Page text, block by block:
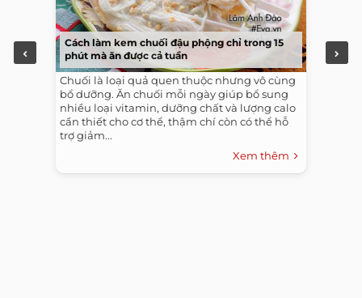
Cách làm kem chuối đậu phộng chỉ trong 15
phút mà ăn được cả tuần
Chuối là loại quả quen thuộc nhưng vô cùng
bổ dưỡng. Ăn chuối mỗi ngày giúp bổ sung
nhiều loại vitamin, dưỡng chất và lượng calo
cần thiết cho cơ thể, thậm chí còn có thể hỗ
trợ giảm...
Xem thêm